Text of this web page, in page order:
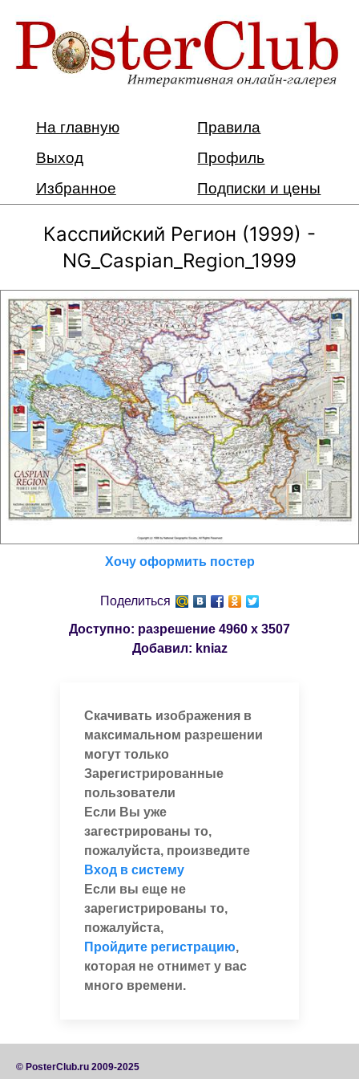
На главную
Правила
Выход
Профиль
Избранное
Подписки и цены
Касспийский Регион (1999) -
NG_Caspian_Region_1999
Хочу оформить постер
Поделиться
Доступно: разрешение 4960 x 3507
Добавил: kniaz
Скачивать изображения в
максимальном разрешении
могут только
Зарегистрированные
пользователи
Если Вы уже
загестрированы то,
пожалуйста, произведите
Вход в систему
Если вы еще не
зарегистрированы то,
пожалуйста,
Пройдите регистрацию,
которая не отнимет у вас
много времени.
© PosterClub.ru 2009-2025